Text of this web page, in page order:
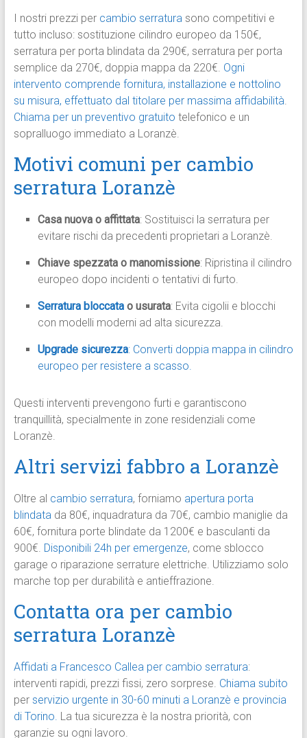
I nostri prezzi per cambio serraturasono competitivi e
tutto incluso: sostituzione cilindro europeo da 150€,
serratura per porta blindata da 290€, serratura per porta
semplice da 270€, doppia mappa da 220€. Ogni
intervento comprende fornitura, installazione e nottolino
su misura, effettuato dal titolare per massima affidabilità.
Chiama per un preventivo gratuito telefonico e un
sopralluogo immediato a Loranzè.
Motivi comuni per cambio
serratura Loranzè
Casa nuova o affittata: Sostituisci la serratura per
evitare rischi da precedenti proprietari a Loranzè.
Chiave spezzata o manomissione: Ripristina il cilindro
europeo dopo incidenti o tentativi di furto.
Serratura bloccatao usurata: Evita cigolii e blocchi
con modelli moderni ad alta sicurezza.
Upgrade sicurezza: Converti doppia mappa in cilindro
europeo per resistere a scasso.
Questi interventi prevengono furti e garantiscono
tranquillità, specialmente in zone residenziali come
Loranzè.
Altri servizi fabbro a Loranzè
Oltre al cambio serratura, forniamo apertura porta
blindatada 80€, inquadratura da 70€, cambio maniglie da
60€, fornitura porte blindate da 1200€ e basculanti da
900€. Disponibili 24h per emergenze, come sblocco
garage o riparazione serrature elettriche. Utilizziamo solo
marche top per durabilità e antieffrazione.
Contatta ora per cambio
serratura Loranzè
Affidati a Francesco Callea per cambio serratura:
interventi rapidi, prezzi fissi, zero sorprese. Chiama subito
per servizio urgente in 30-60 minuti a Loranzè e provincia
di Torino. La tua sicurezza è la nostra priorità, con
garanzie su ogni lavoro.